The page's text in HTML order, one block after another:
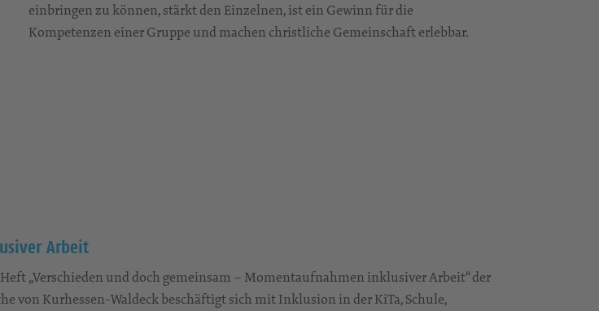
einbringen zu können, stärkt den Einzelnen, ist ein Gewinn für die
Kompetenzen einer Gruppe und machen christliche Gemeinschaft erlebbar.
Arbeit
„Verschieden und doch gemeinsam – Momentaufnahmen inklusiver Arbeit“ der
von Kurhessen-Waldeck beschäftigt sich mit Inklusion in der KiTa, Schule,